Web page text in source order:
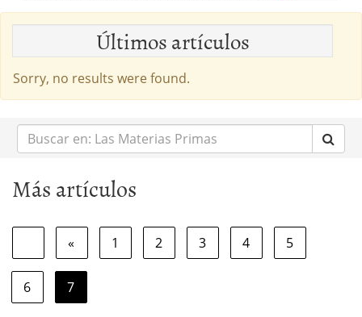
Últimos artículos
Sorry, no results were found.
Buscar
en:
Más artículos
« 1 2 3 4 5
6 7